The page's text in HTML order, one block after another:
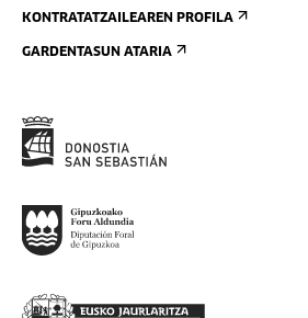
KONTRATATZAILEAREN PROFILA
GARDENTASUN ATARIA